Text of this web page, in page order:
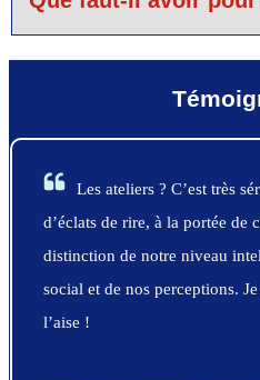
Les ateliers ? C’est très
d’éclats de rire, à la portée de
distinction de notre niveau
social et de nos perceptions.
l’aise !